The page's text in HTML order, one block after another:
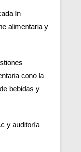
In
alimentaria y
cono la
bebidas y
y auditoría